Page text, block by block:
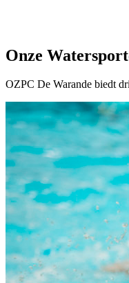
Onze
OZPC De Warande biedt